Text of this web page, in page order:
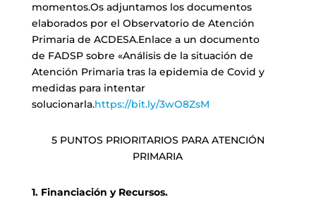
momentos.Os adjuntamos los documentos
elaborados por el Observatorio de Atención
Primaria de ACDESA.Enlace a un documento
de FADSP sobre «Análisis de la situación de
Atención Primaria tras la epidemia de Covid y
medidas para intentar
solucionarla.https://bit.ly/3wO8ZsM
5 PUNTOS PRIORITARIOS PARA ATENCIÓN
PRIMARIA
1. Financiación y Recursos.